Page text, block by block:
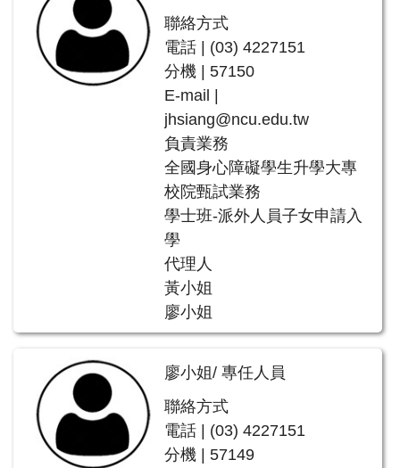
聯絡方式
電話 | (03) 4227151
分機 | 57150
E-mail |
jhsiang@ncu.edu.tw
負責業務
全國身心障礙學生升學大專
校院甄試業務
學士班-派外人員子女申請入
學
代理人
黃小姐
廖小姐
廖小姐/ 專任人員
聯絡方式
電話 | (03) 4227151
分機 | 57149